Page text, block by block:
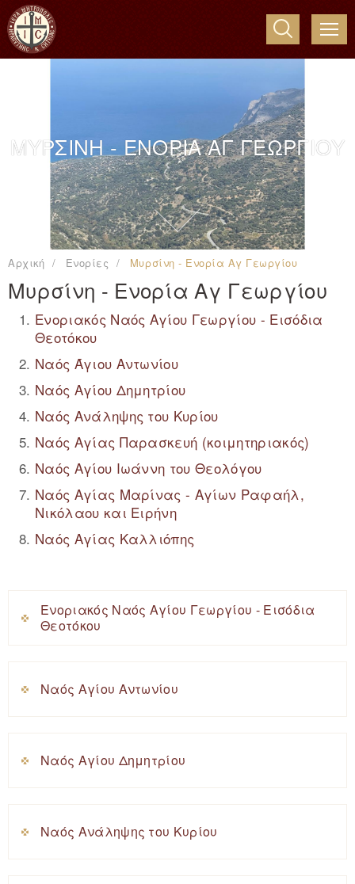
ΜΥΡΣΙΝΗ - ΕΝΟΡΙΑ ΑΓ ΓΕΩΡΓΙΟΥ
Αρχική Ενορίες Μυρσίνη - Ενορία Αγ Γεωργίου
Μυρσίνη - Ενορία Αγ Γεωργίου
Ενοριακός Ναός Αγίου Γεωργίου - Εισόδια
Θεοτόκου
Ναός Άγιου Αντωνίου
Ναός Αγίου Δημητρίου
Ναός Ανάληψης του Κυρίου
Ναός Αγίας Παρασκευή (κοιμητηριακός)
Ναός Αγίου Ιωάννη του Θεολόγου
Ναός Αγίας Μαρίνας - Αγίων Ραφαήλ,
Νικόλαου και Ειρήνη
Ναός Αγίας Καλλιόπης
Ενοριακός Ναός Αγίου Γεωργίου - Εισόδια
Θεοτόκου
Ναός Αγίου Αντωνίου
Ναός Αγίου Δημητρίου
Ναός Ανάληψης του Κυρίου